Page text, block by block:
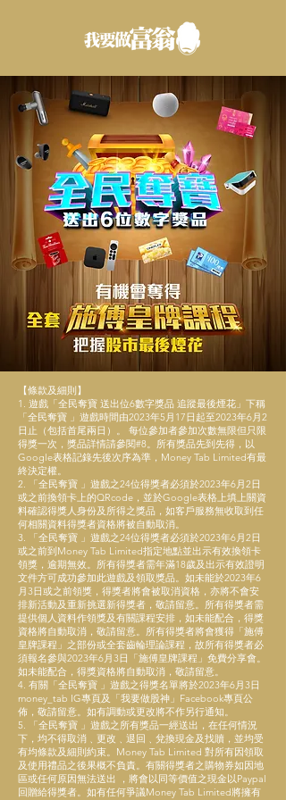
【條款及細則】
1. 遊戲「全民奪寶 送出位6數字獎品 追蹤最後煙花」下稱
「全民奪寶 」遊戲時間由2023年5月17日起至2023年6月2
日止（包括首尾兩日）。 每位參加者參加次數無限但只限
得獎一次，獎品詳情請參閱#8。所有獎品先到先得，以
Google表格記錄先後次序為準，Money Tab Limited有最
終決定權。
2. 「全民奪寶 」遊戲之24位得獎者必須於2023年6月2日
或之前換領卡上的QRcode，並於Google表格上填上關資
料確認得獎人身份及所得之獎品，如客戶服務無收取到任
何相關資料得獎者資格將被自動取消。
3. 「全民奪寶 」遊戲之24位得獎者必須於2023年6月2日
或之前到Money Tab Limited指定地點並出示有效換領卡
領獎，逾期無效。所有得獎者需年滿18歲及出示有效證明
文件方可成功參加此遊戲及領取獎品。如未能於2023年6
月3日或之前領獎，得獎者將會被取消資格，亦將不會安
排新活動及重新挑選新得獎者，敬請留意。所有得獎者需
提供個人資料作領獎及有關課程安排，如未能配合，得獎
資格將自動取消，敬請留意。所有得獎者將會獲得「施傅
皇牌課程」之部份或全套齒輪理論課程，故所有得獎者必
須報名參與2023年6月3日「施傅皇牌課程」免費分享會。
如未能配合，得獎資格將自動取消，敬請留意。
4. 有關「全民奪寶 」遊戲之得獎名單將於2023年6月3日
money_tab IG專頁及「我要做股神」Facebook專頁公
佈，敬請留意。如有調動或更改將不作另行通知。
5. 「全民奪寶 」遊戲之所有獎品一經送出，在任何情況
下，均不得取消﹑更改﹑退回﹑兌換現金及找贖，並均受
有均條款及細則約束。Money Tab Limited 對所有因領取
及使用禮品之後果概不負責。有關得獎者之購物券如因地
區或任何原因無法送出 ，將會以同等價值之現金以Paypal
回贈給得獎者。如有任何爭議Money Tab Limited將擁有